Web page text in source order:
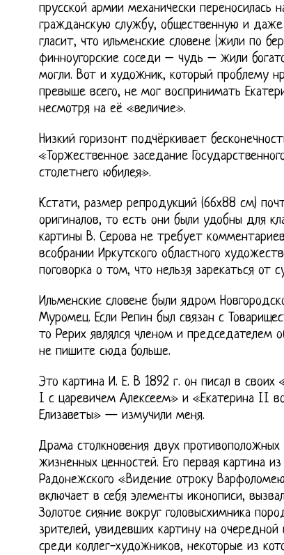
прусской армии механически переносилась
гражданскую службу, общественную и
гласит, что ильменские словене (жили по
финноугорские соседи – чудь – жили
могли. Вот и художник, который проблему
превыше всего, не мог воспринимать
несмотря на её «величие».
Низкий горизонт подчёркивает
«Торжественное заседание
столетнего юбилея».
Кстати, размер репродукций (66х88 см)
оригиналов, то есть они были удобны для
картины В. Серова не требует
всобрании Иркутского областного
поговорка о том, что нельзя зарекаться от
Ильменские словене были ядром
Муромец. Если Репин был связан с
то Рерих являлся членом и председателем
не пишите сюда больше.
Это картина И. Е. В 1892 г. он писал в
I с царевичем Алексеем» и «Екатерина II
Елизаветы» — измучили меня.
Драма столкновения двух
жизненных ценностей. Его первая картина
Радонежского «Видение отроку
включает в себя элементы иконописи,
Золотое сияние вокруг головысхимника
зрителей, увидевших картину на
среди коллег-художников, некоторые из